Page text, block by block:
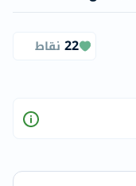
22 نقاط